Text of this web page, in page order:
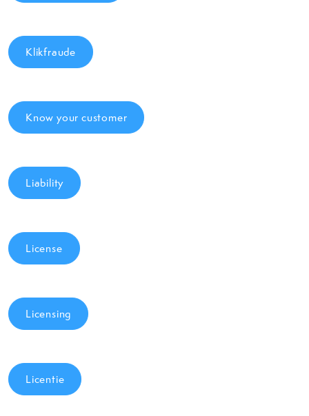
Klikfraude
Know your customer
Liability
License
Licensing
Licentie